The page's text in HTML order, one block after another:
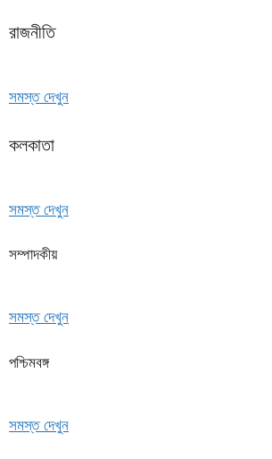
রাজনীতি
সমস্ত দেখুন
কলকাতা
সমস্ত দেখুন
সম্পাদকীয়
সমস্ত দেখুন
পশ্চিমবঙ্গ
সমস্ত দেখুন